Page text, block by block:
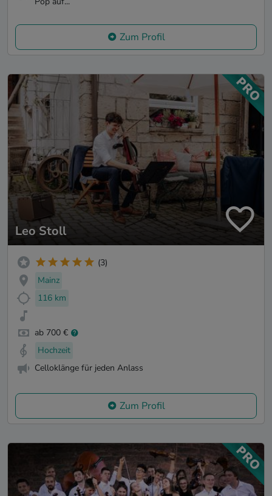
Zum Profil
Leo Stoll
(3)
Mainz
116 km
ab 700 €
Hochzeit
Celloklänge für jeden Anlass
Zum Profil